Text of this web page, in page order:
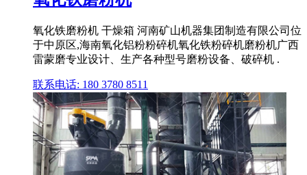
氧化铁磨粉机 干燥箱 河南矿山机器集团制造有限公司位
于中原区,海南氧化铝粉粉碎机氧化铁粉碎机磨粉机广西
雷蒙磨专业设计、生产各种型号磨粉设备、破碎机 .
联系电话: 180 3780 8511